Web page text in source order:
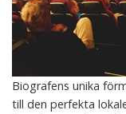
Biografens unika
till den perfekta